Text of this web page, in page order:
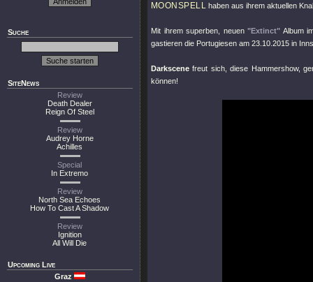
Suche
SiteNews
Review
Death Dealer
Reign Of Steel
Review
Audrey Horne
Achilles
Special
In Extremo
Review
North Sea Echoes
How To Cast A Shadow
Review
Ignition
All Will Die
Upcoming Live
Graz
MOONSPELL haben aus ihrem aktuellen
Mit ihrem superben, neuen"Extinct" Album
gastieren die Portugiesen am 23.10.2015 in
Darkscene freut sich, diese Hammershow,
können!